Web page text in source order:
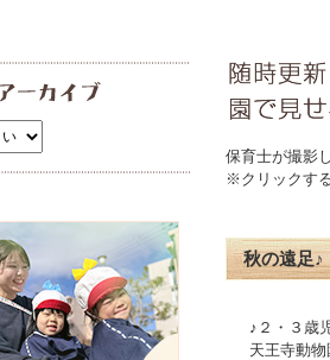
保育士が撮影
※クリックす
秋の遠足♪
♪２・３歳
天王寺動